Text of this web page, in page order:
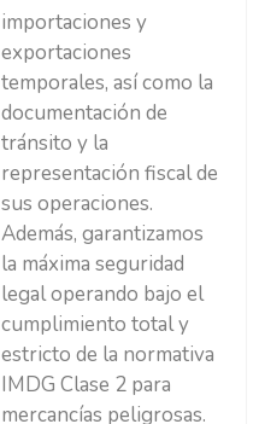
importaciones y
exportaciones
temporales, así como la
documentación de
tránsito y la
representación fiscal de
sus operaciones.
Además, garantizamos
la máxima seguridad
legal operando bajo el
cumplimiento total y
estricto de la normativa
IMDG Clase 2 para
mercancías peligrosas.